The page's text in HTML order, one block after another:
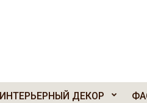
ИНТЕРЬЕРНЫЙ ДЕКОР